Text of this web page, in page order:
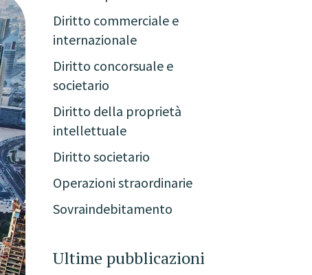
Diritto commerciale e
internazionale
Diritto concorsuale e
societario
Diritto della proprietà
intellettuale
Diritto societario
Operazioni straordinarie
Sovraindebitamento
Ultime pubblicazioni